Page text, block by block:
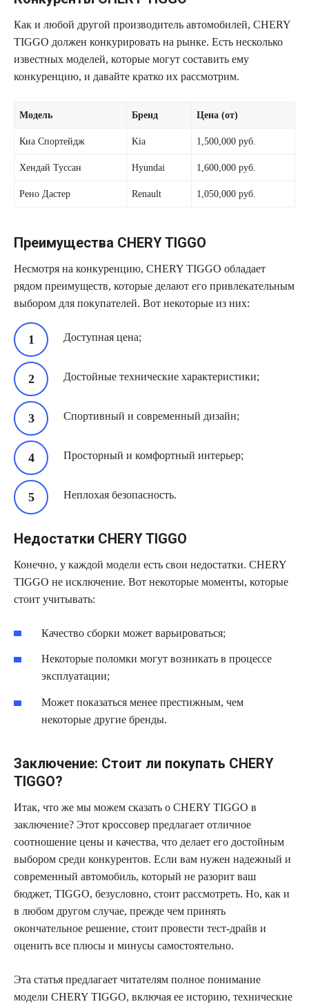
Как и любой другой производитель автомобилей, CHERY
TIGGO должен конкурировать на рынке. Есть несколько
известных моделей, которые могут составить ему
конкуренцию, и давайте кратко их рассмотрим.
Модель Бренд Цена (от)
Киа Спортейдж Kia 1,500,000 руб.
Хендай Туссан Hyundai 1,600,000 руб.
Рено Дастер Renault 1,050,000 руб.
Преимущества CHERY TIGGO
Несмотря на конкуренцию, CHERY TIGGO обладает
рядом преимуществ, которые делают его привлекательным
выбором для покупателей. Вот некоторые из них:
Доступная цена;
Достойные технические характеристики;
Спортивный и современный дизайн;
Просторный и комфортный интерьер;
Неплохая безопасность.
Недостатки CHERY TIGGO
Конечно, у каждой модели есть свои недостатки. CHERY
TIGGO не исключение. Вот некоторые моменты, которые
стоит учитывать:
Качество сборки может варьироваться;
Некоторые поломки могут возникать в процессе
эксплуатации;
Может показаться менее престижным, чем
некоторые другие бренды.
Заключение: Стоит ли покупать CHERY
TIGGO?
Итак, что же мы можем сказать о CHERY TIGGO в
заключение? Этот кроссовер предлагает отличное
соотношение цены и качества, что делает его достойным
выбором среди конкурентов. Если вам нужен надежный и
современный автомобиль, который не разорит ваш
бюджет, TIGGO, безусловно, стоит рассмотреть. Но, как и
в любом другом случае, прежде чем принять
окончательное решение, стоит провести тест-драйв и
оценить все плюсы и минусы самостоятельно.
Эта статья предлагает читателям полное понимание
модели CHERY TIGGO, включая ее историю, технические